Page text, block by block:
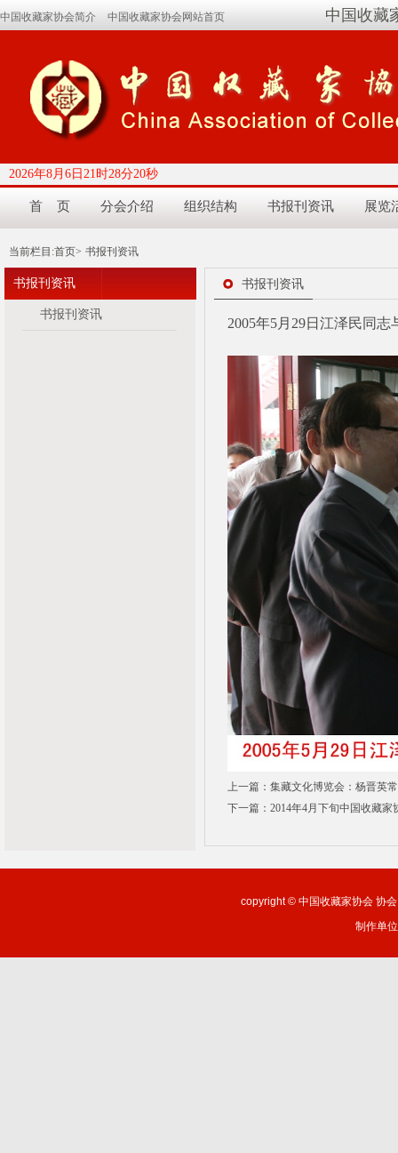
中国收藏家协会简介 中国收藏家协会网站首页 中国收藏
2026年8月6日21时28分21秒
首 页 分会介绍 组织结构 书报刊资讯 展览
当前栏目:首页> 书报刊资讯
书报刊资讯
书报刊资讯
书报刊资讯
2005年5月29日江泽民同
上一篇：集藏文化博览会：杨晋英
下一篇：2014年4月下旬中国收藏
copyright © 中国收藏家协会 协会
制作单